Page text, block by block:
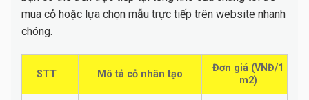
mua cỏ hoặc lựa chọn mẫu trực tiếp trên website nhanh
chóng.
STT Mô tả cỏ nhân tạo
Đơn giá (VNĐ/1
m2)